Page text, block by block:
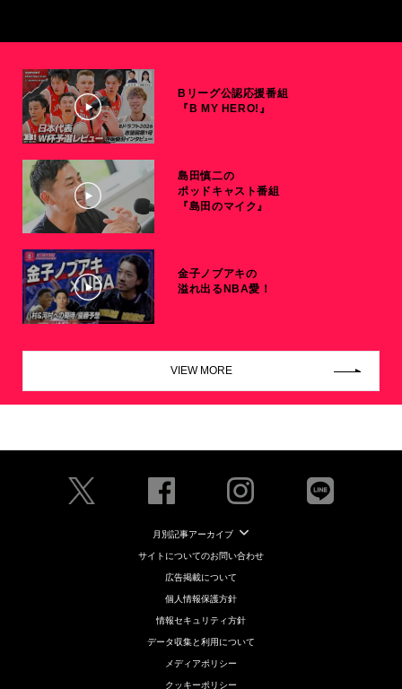
Bリーグ公認応援番組
『B MY HERO!』
島田慎二の
ポッドキャスト番組
『島田のマイク』
金子ノブアキの
溢れ出るNBA愛！
VIEW MORE
月別記事アーカイブ
サイトについてのお問い合わせ
広告掲載について
個人情報保護方針
情報セキュリティ方針
データ収集と利用について
メディアポリシー
クッキーポリシー